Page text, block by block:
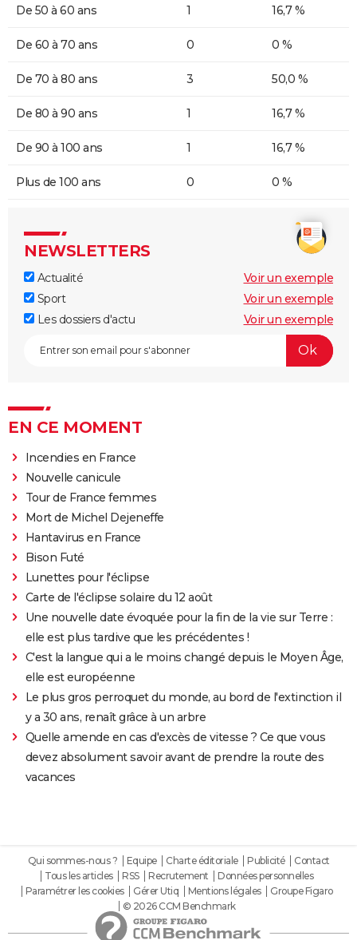
De 50 à 60 ans 1 16,7 %
De 60 à 70 ans 0 0 %
De 70 à 80 ans 3 50,0 %
De 80 à 90 ans 1 16,7 %
De 90 à 100 ans 1 16,7 %
Plus de 100 ans 0 0 %
NEWSLETTERS
Actualité
Voir un exemple
Sport
Voir un exemple
Les dossiers d'actu
Voir un exemple
EN CE MOMENT
Incendies en France
Nouvelle canicule
Tour de France femmes
Mort de Michel Dejeneffe
Hantavirus en France
Bison Futé
Lunettes pour l'éclipse
Carte de l'éclipse solaire du 12 août
Une nouvelle date évoquée pour la fin de la vie sur Terre :
elle est plus tardive que les précédentes !
C'est la langue qui a le moins changé depuis le Moyen Âge,
elle est européenne
Le plus gros perroquet du monde, au bord de l'extinction il
y a 30 ans, renaît grâce à un arbre
Quelle amende en cas d'excès de vitesse ? Ce que vous
devez absolument savoir avant de prendre la route des
vacances
Qui sommes-nous ? Equipe Charte éditoriale Publicité
Contact
Tous les articles
RSS Recrutement
Données personnelles
Paramétrer les cookies
Gérer Utiq Mentions légales
Groupe Figaro
© 2026 CCM Benchmark